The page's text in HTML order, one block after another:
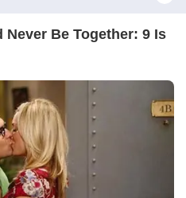
utiliza cookies e outras
recomendar conteúdo de seu
você concorda com tal
mais CONCORDO